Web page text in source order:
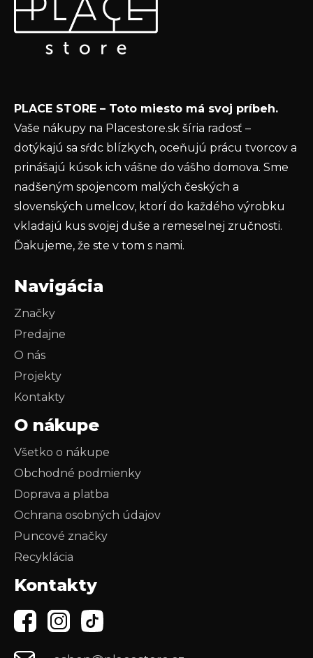
Vložte svoj e-mail a my Vám budeme zasielať informácie
o nových produktoch na našom e-shope.
ochrany osobných údajov
PRIHLÁSIŤ SA
PLACE STORE – Toto miesto má svoj príbeh.
Vaše nákupy na Placestore.sk šíria radosť –
dotýkajú sa sŕdc blízkych, oceňujú prácu tvorcov a
prinášajú kúsok ich vášne do vášho domova. Sme
nadšeným spojencom malých českých a
slovenských umelcov, ktorí do každého výrobku
vkladajú kus svojej duše a remeselnej zručnosti.
Ďakujeme, že ste v tom s nami.
Navigácia
Značky
Predajne
O nás
Projekty
Kontakty
O nákupe
Všetko o nákupe
Obchodné podmienky
Doprava a platba
Ochrana osobných údajov
Puncové značky
Recyklácia
Kontakty